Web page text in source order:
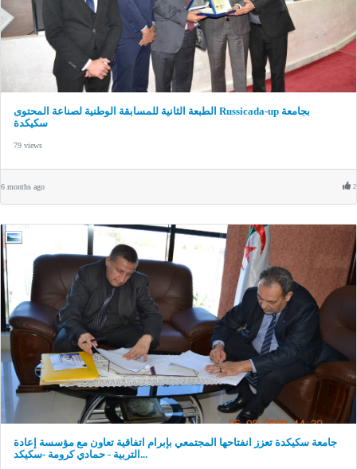
الطبعة الثانية للمسابقة الوطنية لصناعة المحتوى Russicada-up بجامعة
سكيكدة
79 views
6 months ago 2
جامعة سكيكدة تعزز انفتاحها المجتمعي بإبرام اتفاقية تعاون مع مؤسسة إعادة
التربية - حمادي كرومة -سكيكد...